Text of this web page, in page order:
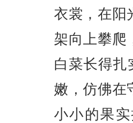
衣裳，在阳
架向上攀爬
白菜长得扎
嫩，仿佛在
小小的果